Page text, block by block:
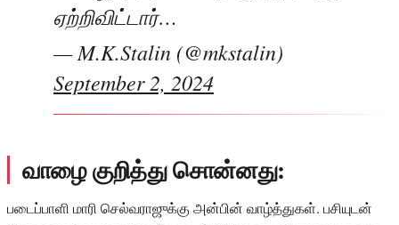
ஏற்றிவிட்டார்…
— M.K.Stalin (@mkstalin)
September 2, 2024
வாழை குறித்து சொன்னது:
படைப்பாளி மாரி செல்வராஜுக்கு அன்பின் வாழ்த்துகள். பசியுடன்